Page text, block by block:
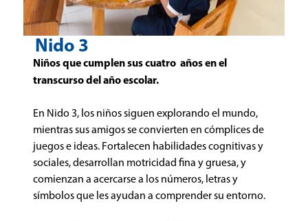
Nido 3
Niños que cumplen sus cuatro años en el
transcurso del año escolar.
En Nido 3, los niños siguen explorando el mundo,
mientras sus amigos se convierten en cómplices de
juegos e ideas. Fortalecen habilidades cognitivas y
sociales, desarrollan motricidad fina y gruesa, y
comienzan a acercarse a los números, letras y
símbolos que les ayudan a comprender su entorno.